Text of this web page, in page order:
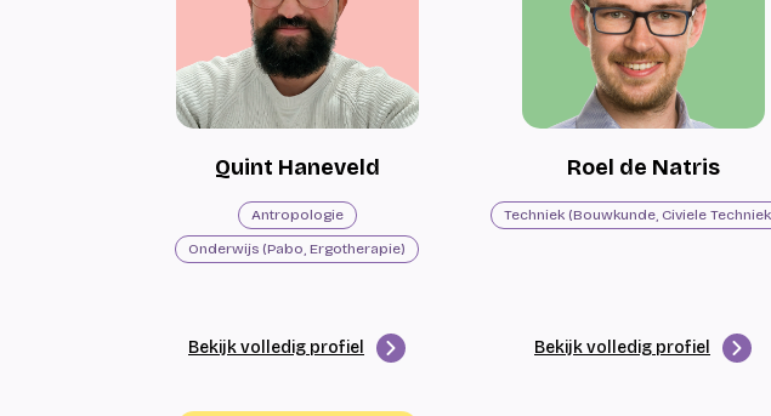
Quint Haneveld
Antropologie
Onderwijs (Pabo, Ergotherapie)
Bekijk volledig profiel
Roel de Natris
Bekijk volledig profiel